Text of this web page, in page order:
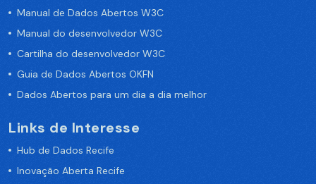
Manual de Dados Abertos W3C
Manual do desenvolvedor W3C
Cartilha do desenvolvedor W3C
Guia de Dados Abertos OKFN
Dados Abertos para um dia a dia melhor
Links de Interesse
Hub de Dados Recife
Inovação Aberta Recife